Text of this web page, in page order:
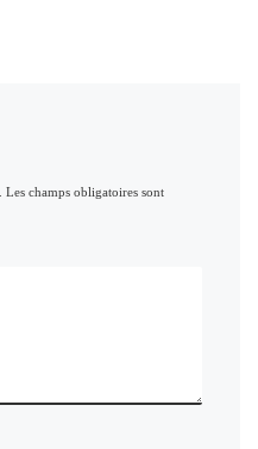
Les champs obligatoires sont